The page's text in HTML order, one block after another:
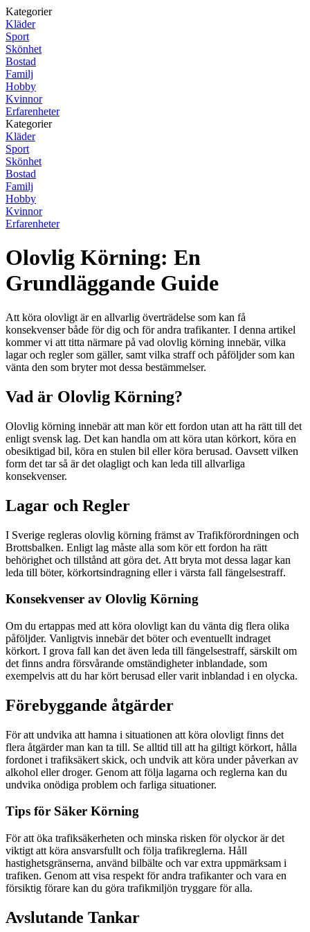
Kategorier
Kläder
Sport
Skönhet
Bostad
Familj
Hobby
Kvinnor
Erfarenheter
Kategorier
Kläder
Sport
Skönhet
Bostad
Familj
Hobby
Kvinnor
Erfarenheter
Olovlig Körning: En
Grundläggande Guide
Att köra olovligt är en allvarlig överträdelse som kan få
konsekvenser både för dig och för andra trafikanter. I denna artikel
kommer vi att titta närmare på vad olovlig körning innebär, vilka
lagar och regler som gäller, samt vilka straff och påföljder som kan
vänta den som bryter mot dessa bestämmelser.
Vad är Olovlig Körning?
Olovlig körning innebär att man kör ett fordon utan att ha rätt till det
enligt svensk lag. Det kan handla om att köra utan körkort, köra en
obesiktigad bil, köra en stulen bil eller köra berusad. Oavsett vilken
form det tar så är det olagligt och kan leda till allvarliga
konsekvenser.
Lagar och Regler
I Sverige regleras olovlig körning främst av Trafikförordningen och
Brottsbalken. Enligt lag måste alla som kör ett fordon ha rätt
behörighet och tillstånd att göra det. Att bryta mot dessa lagar kan
leda till böter, körkortsindragning eller i värsta fall fängelsestraff.
Konsekvenser av Olovlig Körning
Om du ertappas med att köra olovligt kan du vänta dig flera olika
påföljder. Vanligtvis innebär det böter och eventuellt indraget
körkort. I grova fall kan det även leda till fängelsestraff, särskilt om
det finns andra försvårande omständigheter inblandade, som
exempelvis att du har kört berusad eller varit inblandad i en olycka.
Förebyggande åtgärder
För att undvika att hamna i situationen att köra olovligt finns det
flera åtgärder man kan ta till. Se alltid till att ha giltigt körkort, hålla
fordonet i trafiksäkert skick, och undvik att köra under påverkan av
alkohol eller droger. Genom att följa lagarna och reglerna kan du
undvika onödiga problem och farliga situationer.
Tips för Säker Körning
För att öka trafiksäkerheten och minska risken för olyckor är det
viktigt att köra ansvarsfullt och följa trafikreglerna. Håll
hastighetsgränserna, använd bilbälte och var extra uppmärksam i
trafiken. Genom att visa respekt för andra trafikanter och vara en
försiktig förare kan du göra trafikmiljön tryggare för alla.
Avslutande Tankar